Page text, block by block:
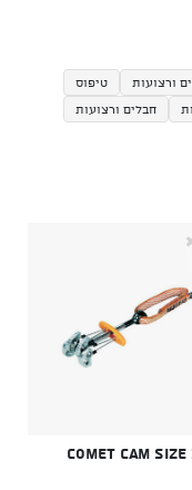
ורצועות
טיפוס
חבלים ורצועות
Comet Cam size